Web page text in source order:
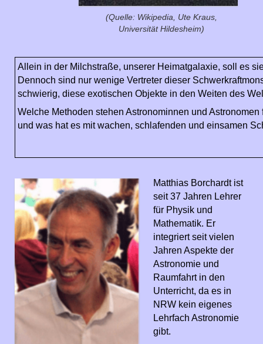
(Quelle: Wikipedia, Ute Kraus,
Universität Hildesheim)
Allein in der Milchstraße, unserer Heimatgalaxie, soll es
Dennoch sind nur wenige Vertreter dieser
schwierig, diese exotischen Objekte in den Weiten des
Welche Methoden stehen Astronominnen und
und was hat es mit wachen, schlafenden und einsamen
Matthias Borchardt ist
seit 37 Jahren Lehrer
für Physik und
Mathematik. Er
integriert seit vielen
Jahren Aspekte der
Astronomie und
Raumfahrt in den
Unterricht, da es in
NRW kein eigenes
Lehrfach Astronomie
gibt.